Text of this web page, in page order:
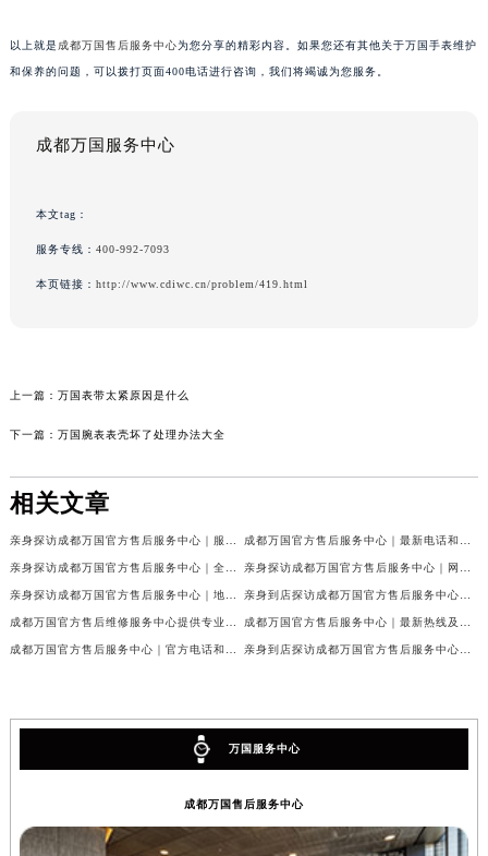
以上就是 成都万国售后服务中心为您分享的精彩内容。如果您还有其他关于万国手表维护
和保养的问题，可以拨打页面400电话进行咨询，我们将竭诚为您服务。
成都万国服务中心
本文tag：
服务专线： 400-992-7093
本页链接： http://www.cdiwc.cn/problem/419.html
上一篇： 万国表带太紧原因是什么
下一篇： 万国腕表表壳坏了处理办法大全
相关文章
万国服务中心
成都万国售后服务中心